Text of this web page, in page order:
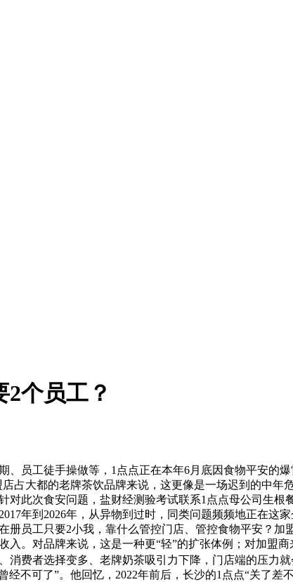
个员工？
工徒手操做等，1点点正在本年6月底因食物平安的
店占大都的老牌茶饮品牌来说，这更像是一场迟到的中
此次食安问题，盐财经测验考试联系1点点母公司生
年到2026年，从异物到过时，同类问题频频地正在这
册员工只要2小我，靠什么管控门店、管控食物平安？
。对品牌来说，这是一种更“轻”的扩张体例；对加盟
费者选择变多、老牌奶茶吸引力下降，门店端的压力
不可了”。他回忆，2022年前后，长沙的1点点“关了